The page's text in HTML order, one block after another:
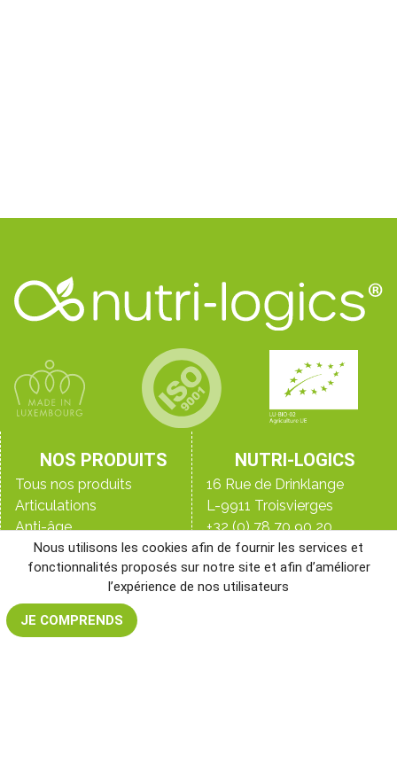
NOS PRODUITS
Tous nos produits
Articulations
Anti-âge
Détox
Digestion
Peau, ongles & cheveux
Perte de poids
NUTRI-LOGICS
16 Rue de Drinklange
L-9911 Troisvierges
+32 (0) 78 70 90 20
+33 (0)9 70 44 16 45
+352 28 33 98 98
Le blog
Nous utilisons les cookies afin de fournir les services et
fonctionnalités proposés sur notre site et afin d’améliorer
l’expérience de nos utilisateurs
JE COMPRENDS